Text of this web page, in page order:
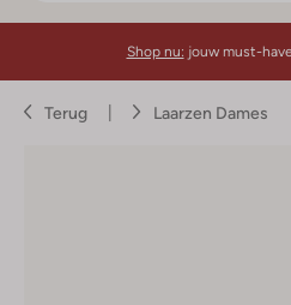
Shop nu: jouw must-
Terug Laarzen Dames